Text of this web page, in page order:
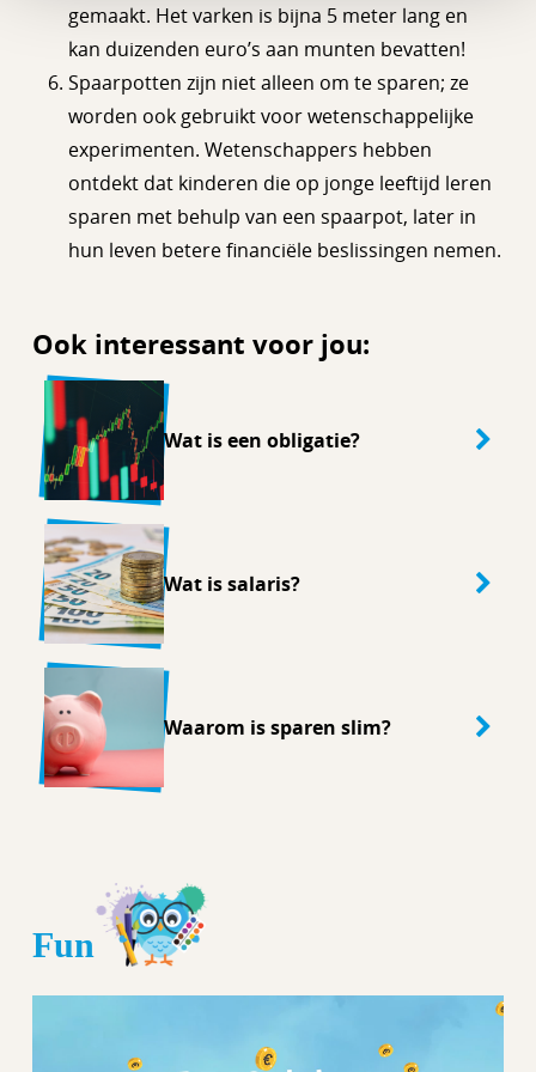
gemaakt. Het varken is bijna 5 meter lang en
kan duizenden euro’s aan munten bevatten!
Spaarpotten zijn niet alleen om te sparen; ze
worden ook gebruikt voor wetenschappelijke
experimenten. Wetenschappers hebben
ontdekt dat kinderen die op jonge leeftijd leren
sparen met behulp van een spaarpot, later in
hun leven betere financiële beslissingen nemen.
Ook interessant voor jou:
Wat is een obligatie?
Wat is salaris?
Waarom is sparen slim?
Fun